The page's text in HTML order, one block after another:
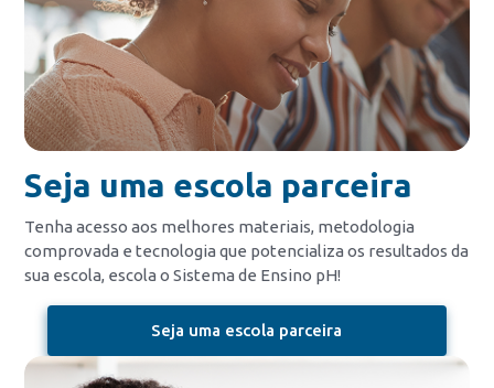
Seja uma escola parceira
Tenha acesso aos melhores materiais, metodologia
comprovada e tecnologia que potencializa os resultados da
sua escola, escola o Sistema de Ensino pH!
Seja uma escola parceira